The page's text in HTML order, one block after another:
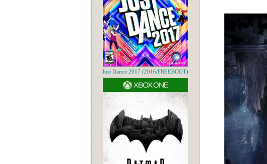
Just Dance 2017 (2016/FREEBOOT)